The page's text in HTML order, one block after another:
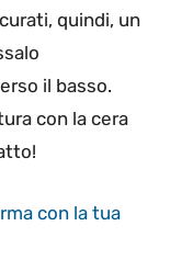
quindi, un
il basso.
con la cera
con la tua